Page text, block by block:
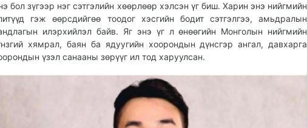
бол зүгээр нэг сэтгэлийн хөөрлөөр хэлсэн үг биш. Харин энэ нийгмийн
гэж өөрсдийгөө тоодог хэсгийн бодит сэтгэлгээ, амьдралын
илэрхийлэл байв. Яг энэ үг л өнөөгийн Монголын нийгмийн
хямрал, баян ба ядуугийн хоорондын дүнсгэр ангал, давхарга
үзэл санааны зөрүүг ил тод харуулсан.